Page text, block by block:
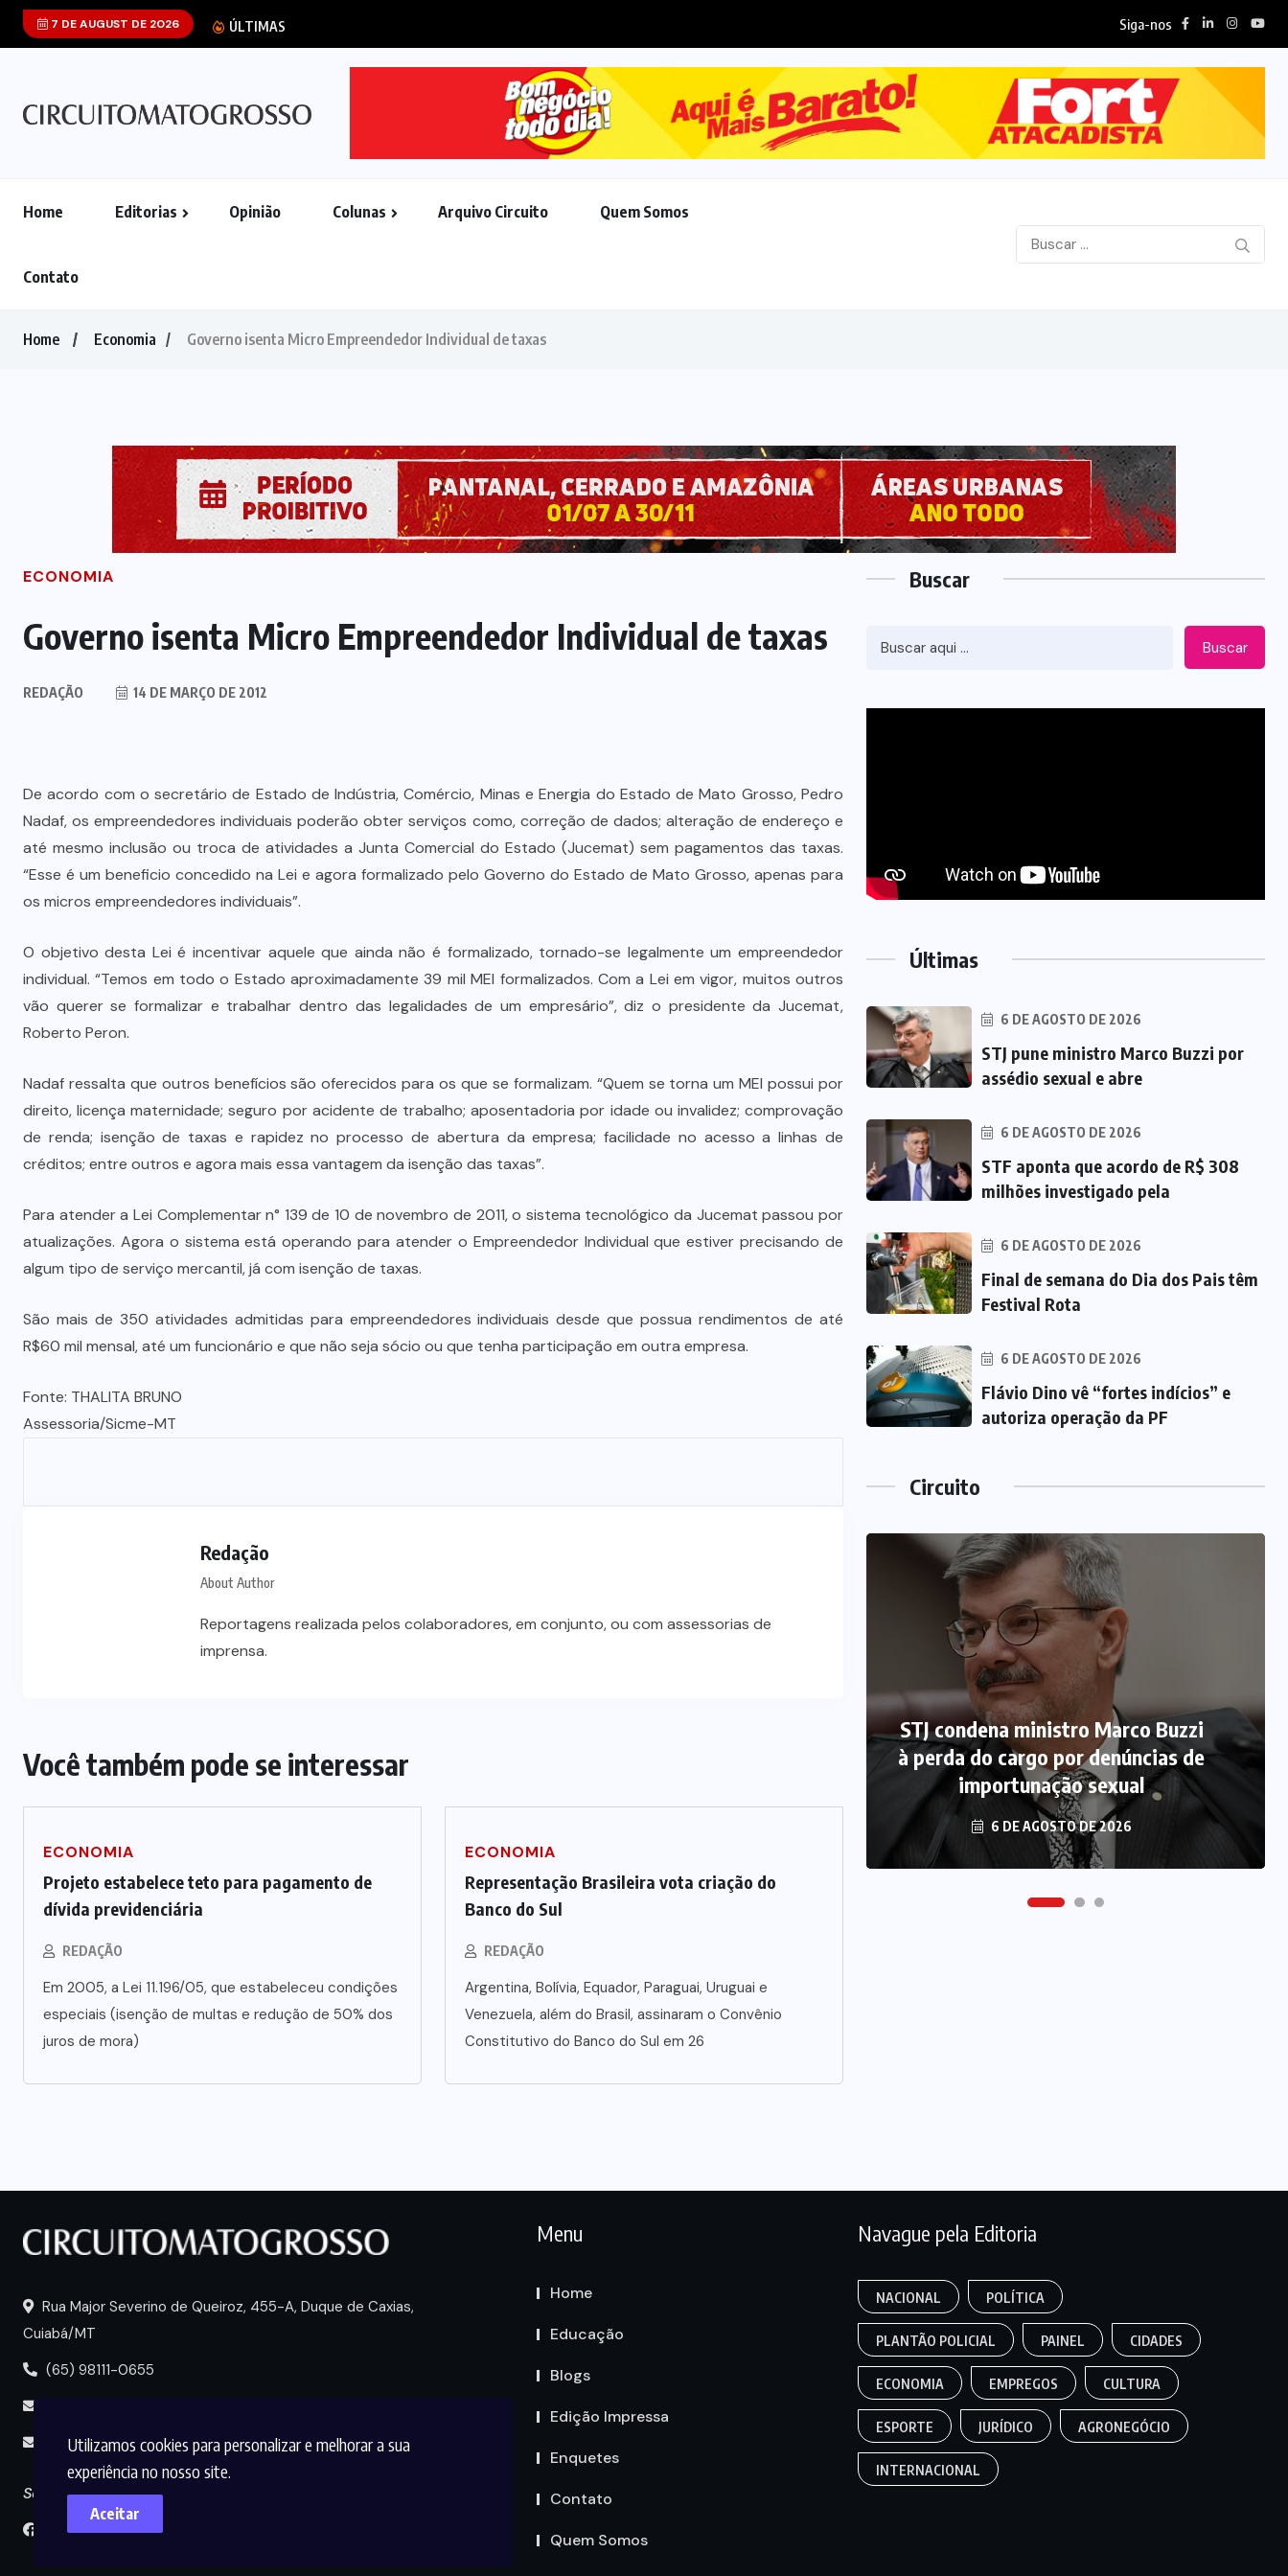
Utilizamos cookies para personalizar e melhorar a sua
experiência no nosso site.
Aceitar
7 DE AUGUST DE 2026 ÚLTIMAS Siga-nos
Home Editorias Opinião Colunas Arquivo Circuito Quem Somos
Contato
Home Economia Governo isenta Micro Empreendedor Individual de taxas
ECONOMIA
Governo isenta Micro Empreendedor Individual de taxas
REDAÇÃO 14 DE MARÇO DE 2012
De acordo com o secretário de Estado de Indústria, Comércio, Minas e Energia do Estado de Mato Grosso, Pedro
Nadaf, os empreendedores individuais poderão obter serviços como, correção de dados; alteração de endereço e
até mesmo inclusão ou troca de atividades a Junta Comercial do Estado (Jucemat) sem pagamentos das taxas.
“Esse é um beneficio concedido na Lei e agora formalizado pelo Governo do Estado de Mato Grosso, apenas para
os micros empreendedores individuais”.
O objetivo desta Lei é incentivar aquele que ainda não é formalizado, tornado-se legalmente um empreendedor
individual. “Temos em todo o Estado aproximadamente 39 mil MEI formalizados. Com a Lei em vigor, muitos outros
vão querer se formalizar e trabalhar dentro das legalidades de um empresário”, diz o presidente da Jucemat,
Roberto Peron.
Nadaf ressalta que outros benefícios são oferecidos para os que se formalizam. “Quem se torna um MEI possui por
direito, licença maternidade; seguro por acidente de trabalho; aposentadoria por idade ou invalidez; comprovação
de renda; isenção de taxas e rapidez no processo de abertura da empresa; facilidade no acesso a linhas de
créditos; entre outros e agora mais essa vantagem da isenção das taxas”.
Para atender a Lei Complementar n° 139 de 10 de novembro de 2011, o sistema tecnológico da Jucemat passou por
atualizações. Agora o sistema está operando para atender o Empreendedor Individual que estiver precisando de
algum tipo de serviço mercantil, já com isenção de taxas.
São mais de 350 atividades admitidas para empreendedores individuais desde que possua rendimentos de até
R$60 mil mensal, até um funcionário e que não seja sócio ou que tenha participação em outra empresa.
Fonte: THALITA BRUNO
Assessoria/Sicme-MT
Redação
About Author
Reportagens realizada pelos colaboradores, em conjunto, ou com assessorias de
imprensa.
Você também pode se interessar
ECONOMIA
Projeto estabelece teto para pagamento de
dívida previdenciária
REDAÇÃO
Em 2005, a Lei 11.196/05, que estabeleceu condições
especiais (isenção de multas e redução de 50% dos
juros de mora)
ECONOMIA
Representação Brasileira vota criação do
Banco do Sul
REDAÇÃO
Argentina, Bolívia, Equador, Paraguai, Uruguai e
Venezuela, além do Brasil, assinaram o Convênio
Constitutivo do Banco do Sul em 26
Buscar
Buscar
Últimas
6 DE AGOSTO DE 2026
STJ pune ministro Marco Buzzi por
assédio sexual e abre
6 DE AGOSTO DE 2026
STF aponta que acordo de R$ 308
milhões investigado pela
6 DE AGOSTO DE 2026
Final de semana do Dia dos Pais têm
Festival Rota
6 DE AGOSTO DE 2026
Flávio Dino vê “fortes indícios” e
autoriza operação da PF
Circuito
úteis de alimentação em Mato
Grosso, aponta levantamento
STJ condena ministro Marco Buzzi
à perda do cargo por denúncias de
importunação sexual
6 DE AGOSTO DE 2026
MDB implode chapa para
deputado federal e concentra
forças no Senado e na Assembleia
6 DE AGOSTO DE 2026
Rua Major Severino de Queiroz, 455-A, Duque de Caxias,
Cuiabá/MT
(65) 98111-0655
midia@circuitomt.com.br
Seguir
Menu
Home
Educação
Blogs
Edição Impressa
Enquetes
Contato
Quem Somos
Navague pela Editoria
NACIONAL POLÍTICA
PLANTÃO POLICIAL PAINEL CIDADES
ECONOMIA EMPREGOS CULTURA
ESPORTE JURÍDICO AGRONEGÓCIO
INTERNACIONAL